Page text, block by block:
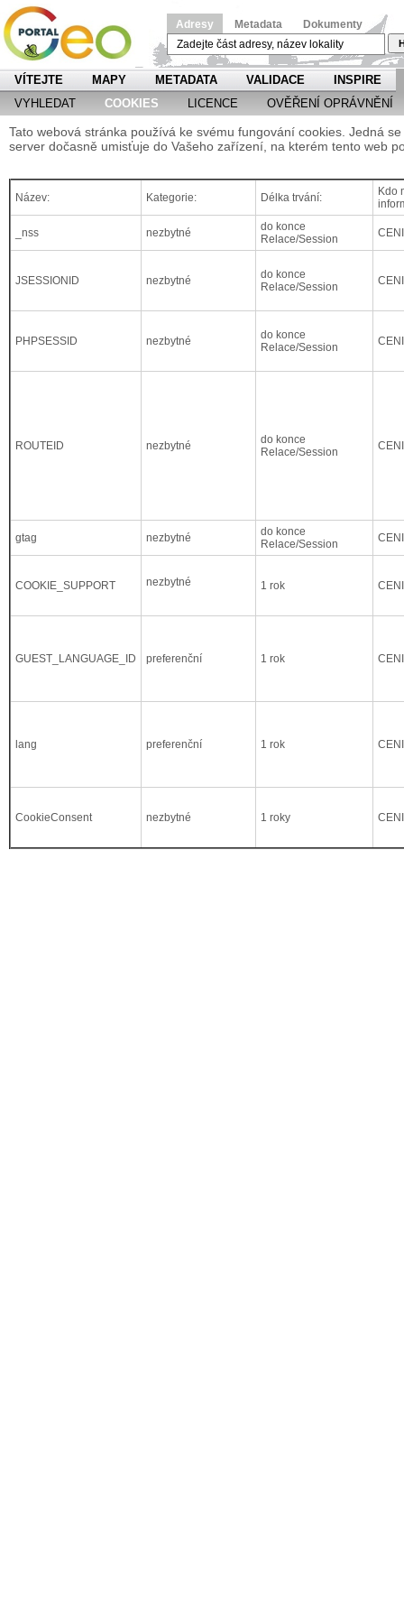
Adresy Metadata Dokumenty
VÍTEJTE MAPY METADATA VALIDACE
INSPIRE
VYHLEDAT
COOKIES LICENCE OVĚŘENÍ OPRÁVNĚNÍ
Tato webová stránka používá ke svému fungování cookies. Jedná
server dočasně umisťuje do Vašeho zařízení, na kterém tento web
Název: Kategorie: Délka trvání:
Kdo
_nss nezbytné
do konce
Relace/Session
JSESSIONID nezbytné
do konce
Relace/Session
PHPSESSID nezbytné
do konce
Relace/Session
ROUTEID nezbytné
do konce
Relace/Session
gtag nezbytné
do konce
Relace/Session
COOKIE_SUPPORT nezbytné 1 rok
GUEST_LANGUAGE_ID preferenční 1 rok
lang preferenční 1 rok
CookieConsent nezbytné 1 roky